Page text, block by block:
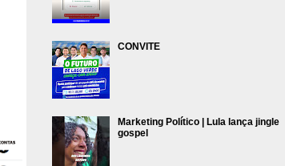
CONVITE
Marketing Político | Lula lança jingle
gospel